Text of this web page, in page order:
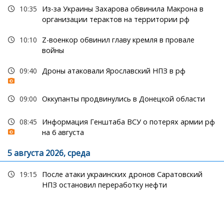
10:35
Из-за Украины Захарова обвинила Макрона в
организации терактов на территории рф
10:10
Z-военкор обвинил главу кремля в провале
войны
09:40 Дроны атаковали Ярославский НПЗ в рф
09:00 Оккупанты продвинулись в Донецкой области
08:45
Информация Генштаба ВСУ о потерях армии рф
на 6 августа
5 августа 2026, среда
19:15
После атаки украинских дронов Саратовский
НПЗ остановил переработку нефти